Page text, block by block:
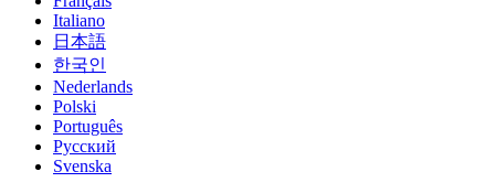
Italiano
日本語
한국인
Nederlands
Polski
Português
Pусский
Svenska